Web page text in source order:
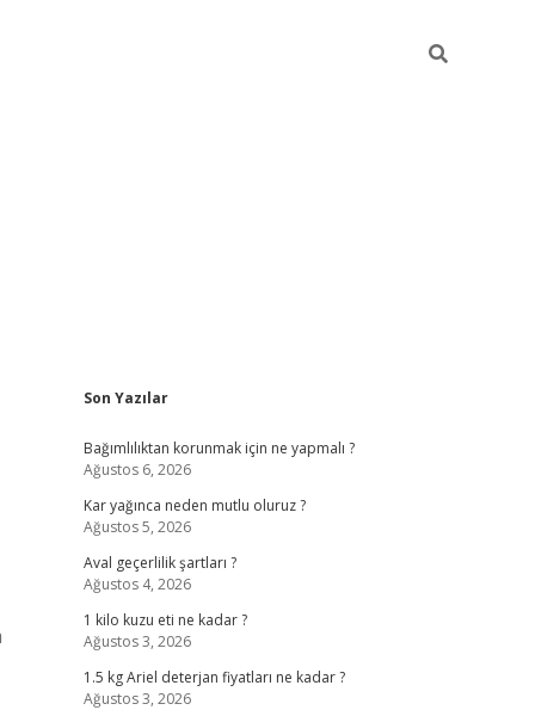
Sidebar
Son Yazılar
Bağımlılıktan korunmak için ne yapmalı ?
Ağustos 6, 2026
Kar yağınca neden mutlu oluruz ?
Ağustos 5, 2026
Aval geçerlilik şartları ?
Ağustos 4, 2026
1 kilo kuzu eti ne kadar ?
Ağustos 3, 2026
1.5 kg Ariel deterjan fiyatları ne kadar ?
Ağustos 3, 2026